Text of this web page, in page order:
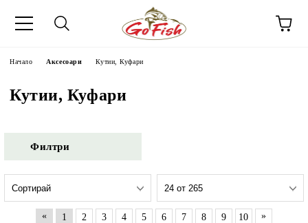
Начало Аксесоари Кутии, Куфари
Кутии, Куфари
Филтри
« 1 2 3 4 5 6 7 8 9 10 »